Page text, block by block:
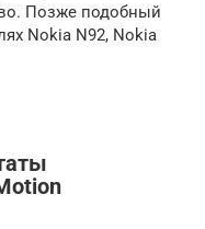
Позже подобный
Nokia N92, Nokia